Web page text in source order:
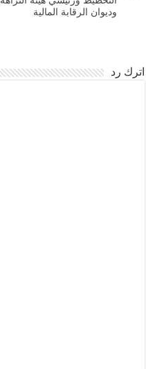
وديوان الرقابة المالية
اترك رد